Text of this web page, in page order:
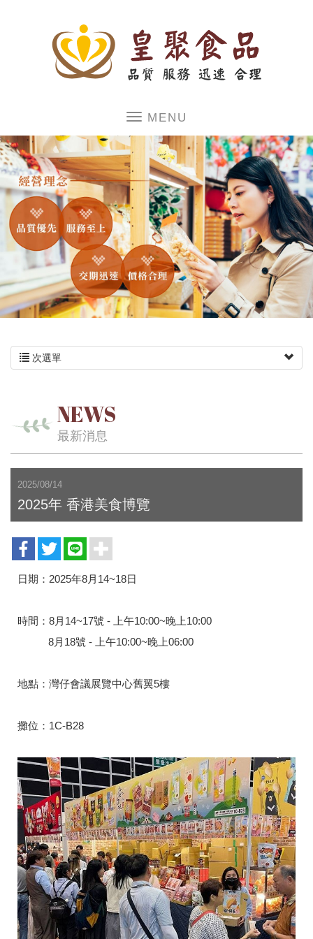
次選單
NEWS
最新消息
2025/08/14
2025年 香港美食博覽
日期：2025年8月14~18日
時間：8月14~17號 - 上午10:00~晚上10:00
8月18號 - 上午10:00~晚上06:00
地點：灣仔會議展覽中心舊翼5樓
攤位：1C-B28